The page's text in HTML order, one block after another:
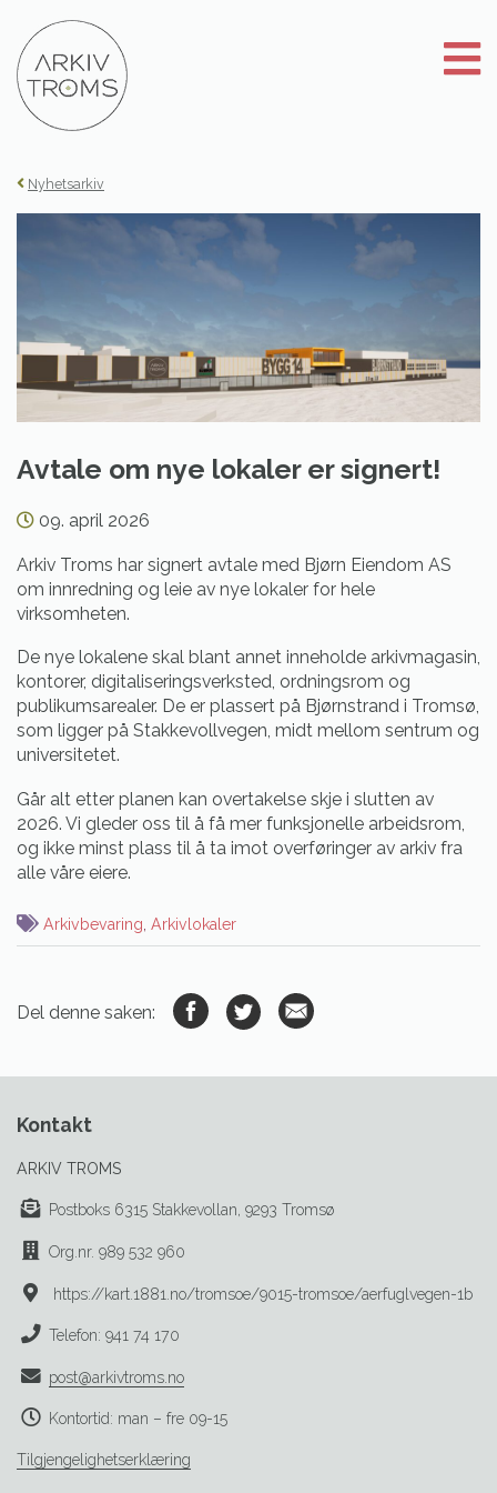
innhold
Nyhetsarkiv
Avtale om nye lokaler er signert!
09. april 2026
Arkiv Troms har signert avtale med Bjørn Eiendom AS
om innredning og leie av nye lokaler for hele
virksomheten.
De nye lokalene skal blant annet inneholde arkivmagasin,
kontorer, digitaliseringsverksted, ordningsrom og
publikumsarealer. De er plassert på Bjørnstrand i Tromsø,
som ligger på Stakkevollvegen, midt mellom sentrum og
universitetet.
Går alt etter planen kan overtakelse skje i slutten av
2026. Vi gleder oss til å få mer funksjonelle arbeidsrom,
og ikke minst plass til å ta imot overføringer av arkiv fra
alle våre eiere.
Arkivbevaring, Arkivlokaler
Del denne saken:
Kontakt
ARKIV TROMS
Postboks 6315 Stakkevollan, 9293 Tromsø
Org.nr. 989 532 960
https://kart.1881.no/tromsoe/9015-tromsoe/aerfuglvegen-1b
Telefon: 941 74 170
post@arkivtroms.no
Kontortid: man – fre 09-15
Tilgjengelighetserklæring